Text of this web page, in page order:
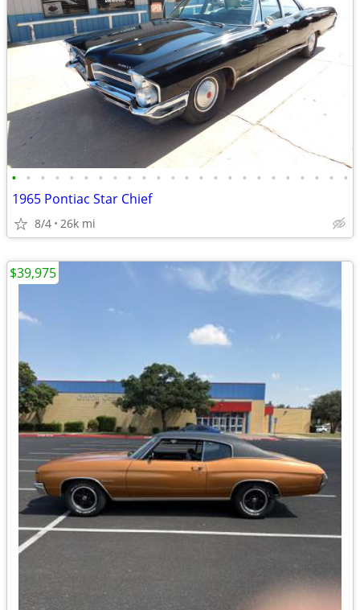
• • • • • • • • • • • • • • • • • • • • • • • •
1965 Pontiac Star Chief
8/4 26k mi
$39,975